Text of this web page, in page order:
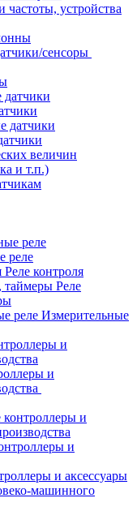
частоты, устройства
сенсоры
величин
и т.п.)
реле
Реле контроля
Реле
Измерительные
и
и
и аксессуары